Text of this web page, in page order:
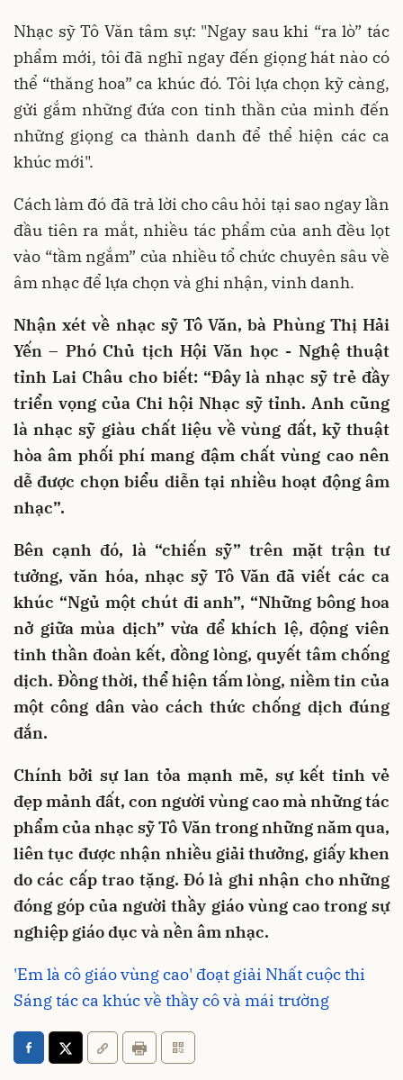
Nhạc sỹ Tô Văn tâm sự: "Ngay sau khi “ra lò” tác
phẩm mới, tôi đã nghĩ ngay đến giọng hát nào có
thể “thăng hoa” ca khúc đó. Tôi lựa chọn kỹ càng,
gửi gắm những đứa con tinh thần của mình đến
những giọng ca thành danh để thể hiện các ca
khúc mới".
Cách làm đó đã trả lời cho câu hỏi tại sao ngay lần
đầu tiên ra mắt, nhiều tác phẩm của anh đều lọt
vào “tầm ngắm” của nhiều tổ chức chuyên sâu về
âm nhạc để lựa chọn và ghi nhận, vinh danh.
Nhận xét về nhạc sỹ Tô Văn, bà Phùng Thị Hải
Yến – Phó Chủ tịch Hội Văn học - Nghệ thuật
tỉnh Lai Châu cho biết: “Đây là nhạc sỹ trẻ đầy
triển vọng của Chi hội Nhạc sỹ tỉnh. Anh cũng
là nhạc sỹ giàu chất liệu về vùng đất, kỹ thuật
hòa âm phối phí mang đậm chất vùng cao nên
dễ được chọn biểu diễn tại nhiều hoạt động âm
nhạc”.
Bên cạnh đó, là “chiến sỹ” trên mặt trận tư
tưởng, văn hóa, nhạc sỹ Tô Văn đã viết các ca
khúc “Ngủ một chút đi anh”, “Những bông hoa
nở giữa mùa dịch” vừa để khích lệ, động viên
tinh thần đoàn kết, đồng lòng, quyết tâm chống
dịch. Đồng thời, thể hiện tấm lòng, niềm tin của
một công dân vào cách thức chống dịch đúng
đắn.
Chính bởi sự lan tỏa mạnh mẽ, sự kết tinh vẻ
đẹp mảnh đất, con người vùng cao mà những tác
phẩm của nhạc sỹ Tô Văn trong những năm qua,
liên tục được nhận nhiều giải thưởng, giấy khen
do các cấp trao tặng. Đó là ghi nhận cho những
đóng góp của người thầy giáo vùng cao trong sự
nghiệp giáo dục và nền âm nhạc.
'Em là cô giáo vùng cao' đoạt giải Nhất cuộc thi
Sáng tác ca khúc về thầy cô và mái trường